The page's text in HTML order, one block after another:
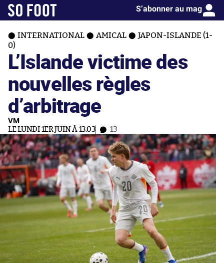
S’abonner au mag
INTERNATIONAL AMICAL
JAPON-ISLANDE (1-
0)
L’Islande victime des
nouvelles règles
d’arbitrage
VM
LE LUNDI 1ER JUIN À 13:03 13